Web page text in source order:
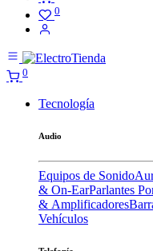
0
0
Tecnología
Audio
Equipos de Sonido
& On-EarParlantes
& Amplificadores
Vehículos